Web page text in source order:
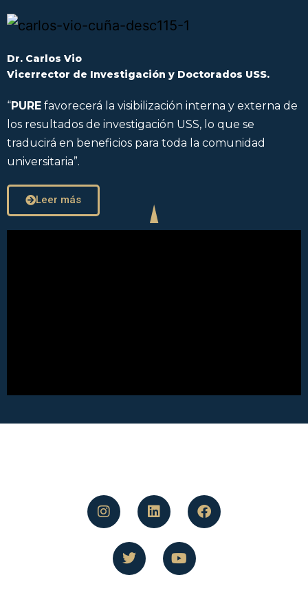
Dr. Carlos Vio
Vicerrector de Investigación y Doctorados USS.
“PURE favorecerá la visibilización interna y externa de
los resultados de investigación USS, lo que se
traducirá en beneficios para toda la comunidad
universitaria”.
Leer más